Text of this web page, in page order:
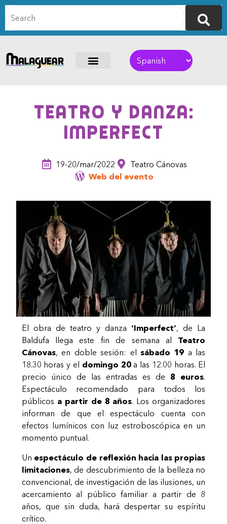
Teatro y danza:
Imperfect
19-20/mar/2022
Teatro Cánovas
Web del evento
El obra de teatro y danza‘Imperfect’, de La
Baldufa llega este fin de semana al Teatro
Cánovas, en doble sesión: el sábado 19 a las
18.30 horas y el domingo 20a las 12.00 horas. El
precio único de las entradas es de 8 euros.
Espectáculo recomendado para todos los
públicos a partir de 8 años. Los organizadores
informan de que el espectáculo cuenta con
efectos lumínicos con luz estroboscópica en un
momento puntual.
Un espectáculo de reflexión hacia las propias
limitaciones, de descubrimiento de la belleza no
convencional, de investigación de las ilusiones, un
acercamiento al público familiar a partir de 8
años, que sin duda, hará despertar su espíritu
crítico.